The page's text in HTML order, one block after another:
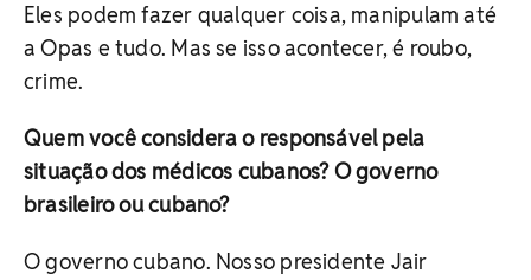
Eles podem fazer qualquer coisa, manipulam até
a Opas e tudo. Mas se isso acontecer, é roubo,
crime.
Quem você considera o responsável pela
situação dos médicos cubanos? O governo
brasileiro ou cubano?
O governo cubano. Nosso presidente Jair